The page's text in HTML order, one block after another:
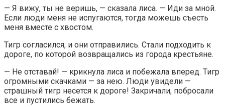
— Я вижу, ты не веришь, — сказала лиса. — Иди за мной.
Если люди меня не испугаются, тогда можешь съесть
меня вместе с хвостом.
Тигр согласился, и они отправились. Стали подходить к
дороге, по которой возвращались из города крестьяне.
— Не отставай! — крикнула лиса и побежала вперед. Тигр
огромными скачками — за нею. Люди увидели —
страшный тигр несется к дороге! Закричали, побросали
все и пустились бежать.